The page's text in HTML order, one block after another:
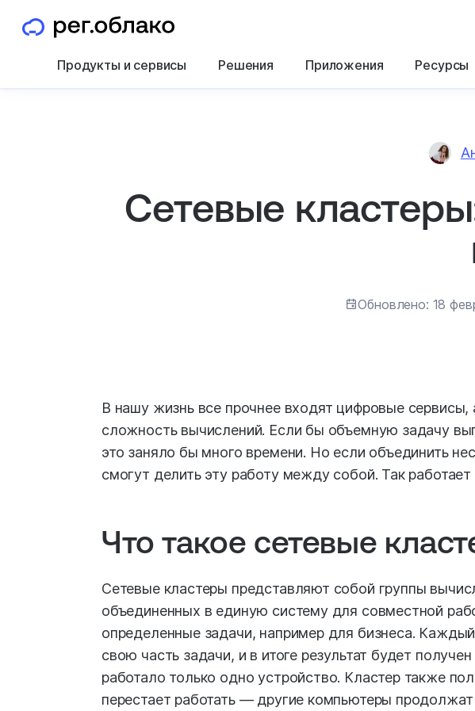
Продукты и сервисы Решения Приложения Ресурсы
Сетевые
Обновлено: 18
В нашу жизнь все прочнее входят цифровые
сложность вычислений. Если бы объемную задачу
это заняло бы много времени. Но если объединить
смогут делить эту работу между собой. Так работает
Что такое сетевые
Сетевые кластеры представляют собой группы
объединенных в единую систему для совместной
определенные задачи, например для бизнеса.
свою часть задачи, и в итоге результат будет
работало только одно устройство. Кластер также
перестает работать — другие компьютеры